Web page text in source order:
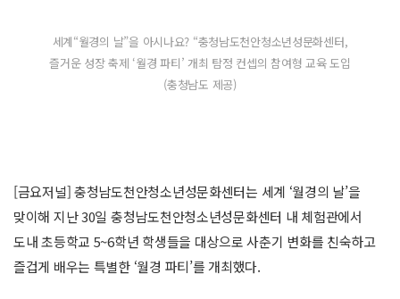
세계“월경의 날”을 아시나요? “충청남도천안청소년성문화센터,
즐거운 성장 축제 ‘월경 파티’ 개최 탐정 컨셉의 참여형 교육 도입
(충청남도 제공)
[금요저널] 충청남도천안청소년성문화센터는 세계 ‘월경의 날’을
맞이해 지난 30일 충청남도천안청소년성문화센터 내 체험관에서
도내 초등학교 5~6학년 학생들을 대상으로 사춘기 변화를 친숙하고
즐겁게 배우는 특별한 ‘월경 파티’를 개최했다.